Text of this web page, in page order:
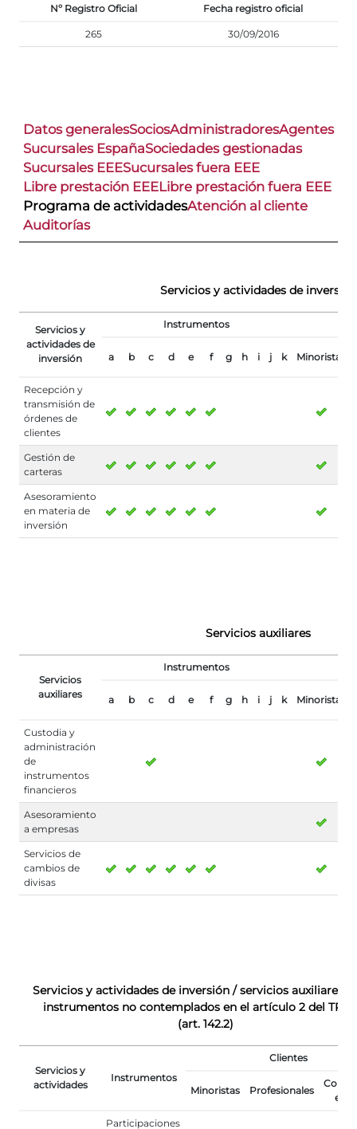
Nº Registro Oficial Fecha registro oficial
265 30/09/2016
Datos generalesSociosAdministradoresAgentes
Sucursales EspañaSociedades gestionadas
Sucursales EEESucursales fuera EEE
Libre prestación EEELibre prestación fuera EEE
Programa de actividadesAtención al cliente
Auditorías
Servicios y actividades de inversión
Servicios y
actividades de
inversión
Instrumentos
a b c d e f g h i j k Minoristas
Recepción y
transmisión de
órdenes de
clientes
Gestión de
carteras
Asesoramiento
en materia de
inversión
Servicios auxiliares
Servicios
auxiliares
Instrumentos
a b c d e f g h i j k Minoristas
Custodia y
administración
de
instrumentos
financieros
Asesoramiento
a empresas
Servicios de
cambios de
divisas
Servicios y actividades de inversión / servicios auxiliares
instrumentos no contemplados en el artículo 2 del
(art. 142.2)
Servicios y
actividades
Instrumentos
Clientes
Minoristas Profesionales
Participaciones